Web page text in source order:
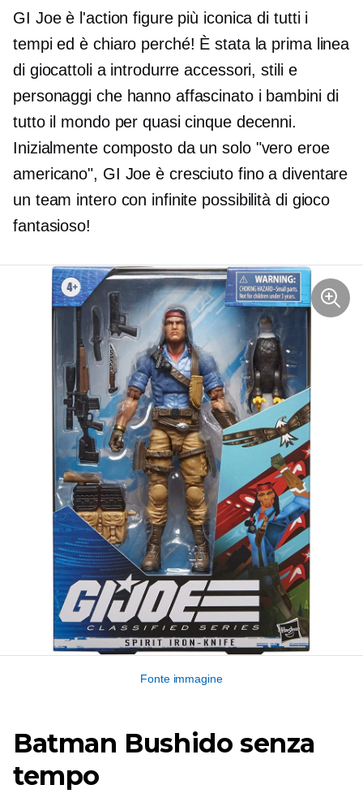
GI Joe è l'action figure più iconica di tutti i
tempi ed è chiaro perché! È stata la prima linea
di giocattoli a introdurre accessori, stili e
personaggi che hanno affascinato i bambini di
tutto il mondo per quasi cinque decenni.
Inizialmente composto da un solo "vero eroe
americano", GI Joe è cresciuto fino a diventare
un team intero con infinite possibilità di gioco
fantasioso!
Fonte immagine
Batman Bushido senza
tempo